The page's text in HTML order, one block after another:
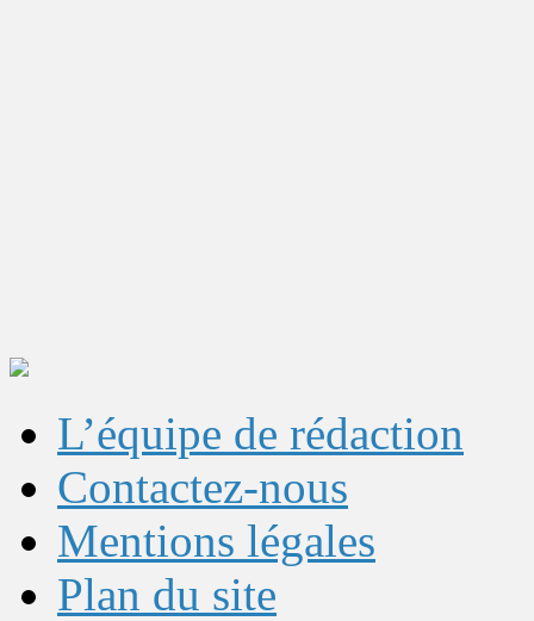
L’équipe de rédaction
Contactez-nous
Mentions légales
Plan du site